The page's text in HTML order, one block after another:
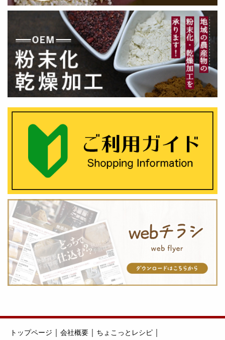
トップページ ｜ 会社概要 ｜ ちょこっとレシピ ｜